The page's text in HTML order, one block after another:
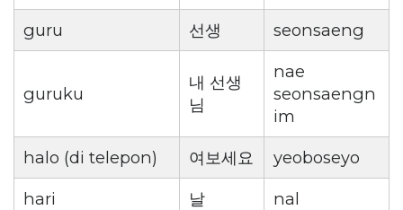
guru
선생 seonsaeng
guruku
내 선생
님
nae
seonsaengn
im
halo (di telepon)
여보세요
yeoboseyo
hari
날
nal